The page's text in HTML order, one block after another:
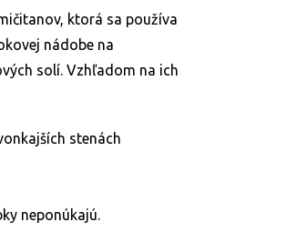
ktorá sa používa
nádobe na
solí. Vzhľadom na ich
stenách
neponúkajú.